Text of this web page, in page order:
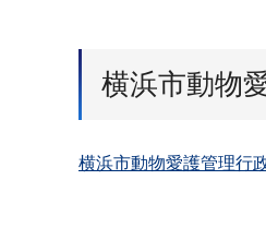
横浜市動物
横浜市動物愛護管理行